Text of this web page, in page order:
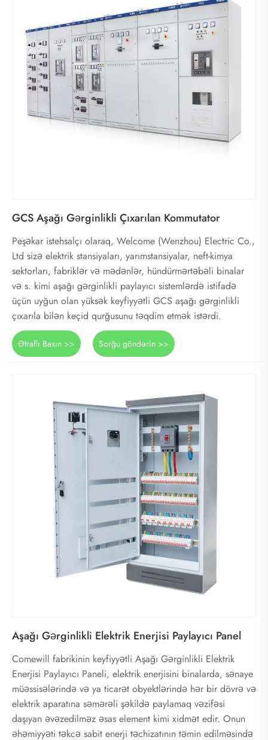
GCS Aşağı Gərginlikli Çıxarılan Kommutator
Peşəkar istehsalçı olaraq, Welcome (Wenzhou) Electric Co.,
Ltd sizə elektrik stansiyaları, yarımstansiyalar, neft-kimya
sektorları, fabriklər və mədənlər, hündürmərtəbəli binalar
və s. kimi aşağı gərginlikli paylayıcı sistemlərdə istifadə
üçün uyğun olan yüksək keyfiyyətli GCS aşağı gərginlikli
çıxarıla bilən keçid qurğusunu təqdim etmək istərdi.
Ətraflı Baxın >> Sorğu göndərin >>
Aşağı Gərginlikli Elektrik Enerjisi Paylayıcı Panel
Comewill fabrikinin keyfiyyətli Aşağı Gərginlikli Elektrik
Enerjisi Paylayıcı Paneli, elektrik enerjisini binalarda, sənaye
müəssisələrində və ya ticarət obyektlərində hər bir dövrə və
elektrik aparatına səmərəli şəkildə paylamaq vəzifəsi
daşıyan əvəzedilməz əsas element kimi xidmət edir. Onun
əhəmiyyəti təkcə sabit enerji təchizatının təmin edilməsində